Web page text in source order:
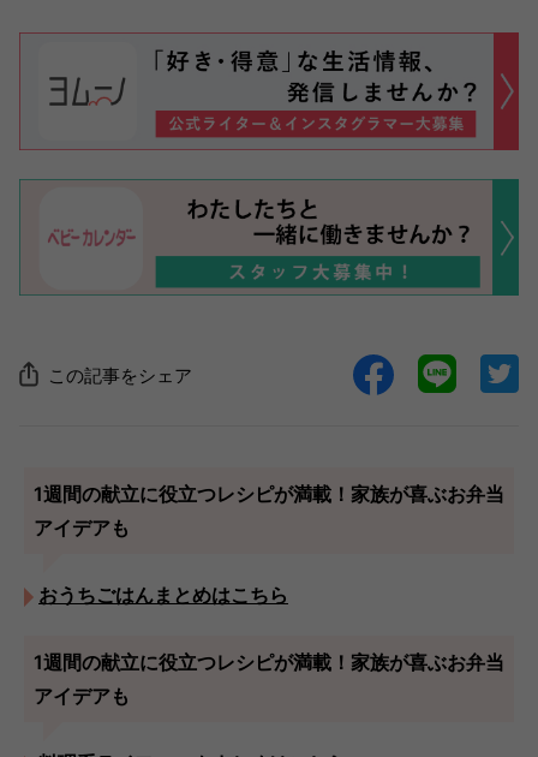
この記事をシェア
1週間の献立に役立つレシピが満載！家族が喜ぶお弁当
アイデアも
おうちごはんまとめはこちら
1週間の献立に役立つレシピが満載！家族が喜ぶお弁当
アイデアも